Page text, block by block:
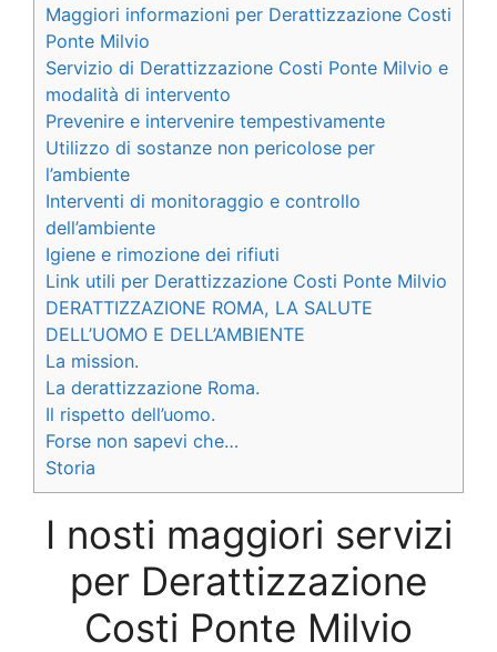
Maggiori informazioni per Derattizzazione Costi
Ponte Milvio
Servizio di Derattizzazione Costi Ponte Milvio e
modalità di intervento
Prevenire e intervenire tempestivamente
Utilizzo di sostanze non pericolose per
l’ambiente
Interventi di monitoraggio e controllo
dell’ambiente
Igiene e rimozione dei rifiuti
Link utili per Derattizzazione Costi Ponte Milvio
DERATTIZZAZIONE ROMA, LA SALUTE
DELL’UOMO E DELL’AMBIENTE
La mission.
La derattizzazione Roma.
Il rispetto dell’uomo.
Forse non sapevi che…
Storia
I nosti maggiori servizi
per Derattizzazione
Costi Ponte Milvio